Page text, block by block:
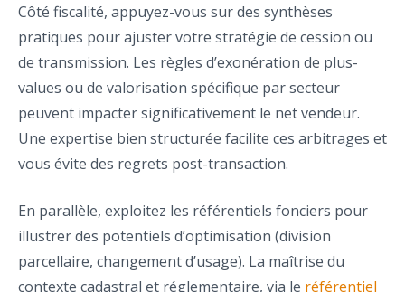
Côté fiscalité, appuyez-vous sur des synthèses
pratiques pour ajuster votre stratégie de cession ou
de transmission. Les règles d’exonération de plus-
values ou de valorisation spécifique par secteur
peuvent impacter significativement le net vendeur.
Une expertise bien structurée facilite ces arbitrages et
vous évite des regrets post-transaction.
En parallèle, exploitez les référentiels fonciers pour
illustrer des potentiels d’optimisation (division
parcellaire, changement d’usage). La maîtrise du
contexte cadastral et réglementaire, via le référentiel